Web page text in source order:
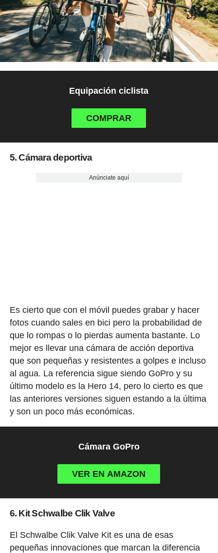
Equipación ciclista
COMPRAR
5. Cámara deportiva
Anúnciate aquí
Es cierto que con el móvil puedes grabar y hacer
fotos cuando sales en bici pero la probabilidad de
que lo rompas o lo pierdas aumenta bastante. Lo
mejor es llevar una cámara de acción deportiva
que son pequeñas y resistentes a golpes e incluso
al agua. La referencia sigue siendo GoPro y su
último modelo es la Hero 14, pero lo cierto es que
las anteriores versiones siguen estando a la última
y son un poco más económicas.
Cámara GoPro
VER EN AMAZON
6. Kit Schwalbe Clik Valve
El Schwalbe Clik Valve Kit es una de esas
pequeñas innovaciones que marcan la diferencia